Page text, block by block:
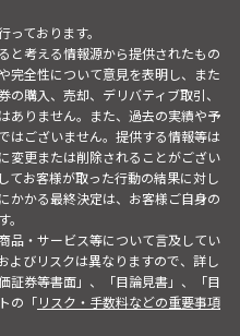
ております。
と考える情報源から提供されたもの
完全性について意見を表明し、また
購入、売却、デリバティブ取引、
ありません。また、過去の実績や予
はございません。提供する情報等は
変更または削除されることがござい
てお客様が取った行動の結果に対し
かかる最終決定は、お客様ご自身の
品・サービス等について言及してい
よびリスクは異なりますので、詳し
証券等書面」、「目論見書」、「目
の「リスク・手数料などの重要事項